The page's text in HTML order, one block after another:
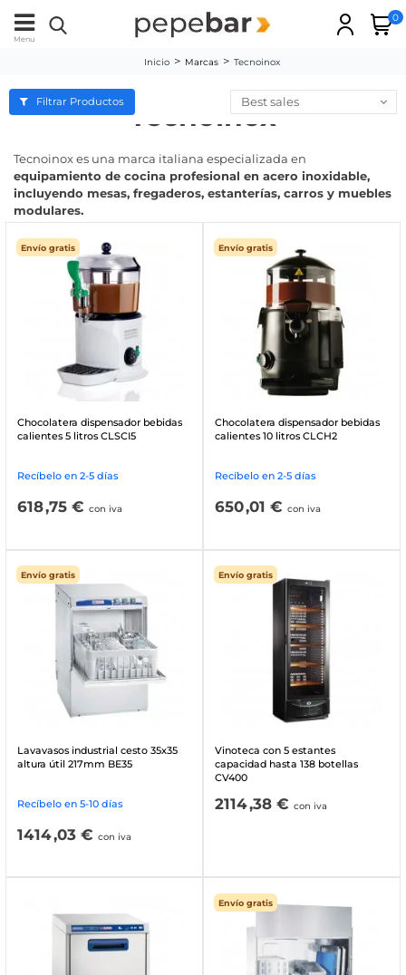
Menu
0
Inicio Marcas Tecnoinox
Tecnoinox
Tecnoinox es una marca italiana especializada en
equipamiento de cocina profesional en acero inoxidable,
incluyendo mesas, fregaderos, estanterías, carros y muebles
modulares.
Filtrar Productos Best sales
Envío gratis
Chocolatera dispensador bebidas
calientes 5 litros CLSCI5
Recíbelo en 2-5 días
618,75 € con iva
Envío gratis
Chocolatera dispensador bebidas
calientes 10 litros CLCH2
Recíbelo en 2-5 días
650,01 € con iva
Envío gratis
Lavavasos industrial cesto 35x35
altura útil 217mm BE35
Recíbelo en 5-10 días
1414,03 € con iva
Envío gratis
Vinoteca con 5 estantes
capacidad hasta 138 botellas
CV400
2114,38 € con iva
Envío gratis